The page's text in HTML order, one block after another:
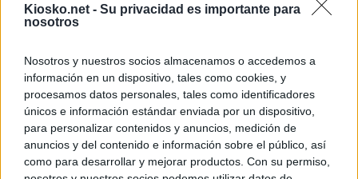
Kiosko.net - Su privacidad es importante para
nosotros
Nosotros y nuestros socios almacenamos o accedemos a
información en un dispositivo, tales como cookies, y
procesamos datos personales, tales como identificadores
únicos e información estándar enviada por un dispositivo,
para personalizar contenidos y anuncios, medición de
anuncios y del contenido e información sobre el público, así
como para desarrollar y mejorar productos. Con su permiso,